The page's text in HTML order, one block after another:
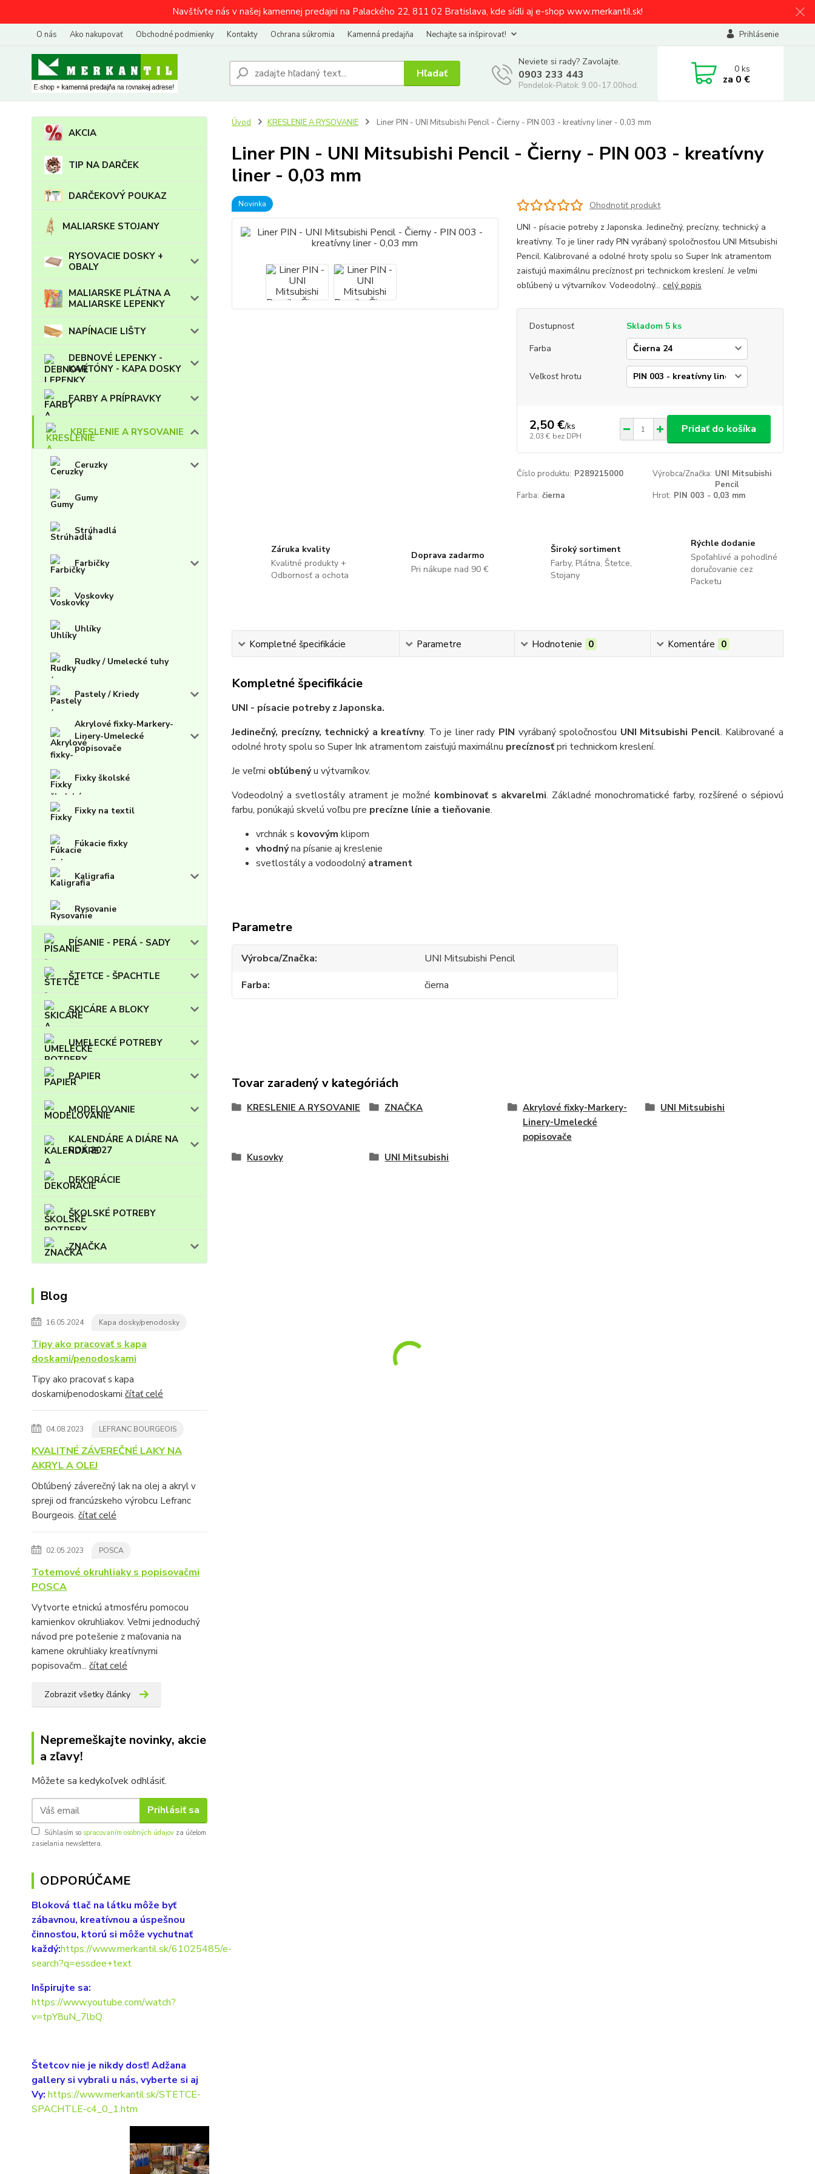
Navštívte nás v našej kamennej predajni na Palackého 22, 811 02 Bratislava, kde sídli aj e-shop www.merkantil.sk!
O nás Ako nakupovať Obchodné podmienky Kontakty Ochrana súkromia Kamenná predajňa Nechajte sa inšpirovať! Prihlásenie
Hľadať
Neviete si rady? Zavolajte.
0903 233 443
Pondelok-Piatok: 9.00-17.00hod.
0ks
za 0 €
AKCIA
TIP NA DARČEK
DARČEKOVÝ POUKAZ
MALIARSKE STOJANY
RYSOVACIE DOSKY +
OBALY
MALIARSKE PLÁTNA A
MALIARSKE LEPENKY
NAPÍNACIE LIŠTY
DEBNOVÉ LEPENKY -
KARTÓNY - KAPA DOSKY
FARBY A PRÍPRAVKY
KRESLENIE A RYSOVANIE
Ceruzky
Gumy
Strúhadlá
Farbičky
Voskovky
Uhlíky
Rudky / Umelecké tuhy
Pastely / Kriedy
Akrylové fixky-Markery-
Linery-Umelecké
popisovače
Fixky školské
Fixky na textil
Fúkacie fixky
Kaligrafia
Rysovanie
PÍSANIE - PERÁ - SADY
ŠTETCE - ŠPACHTLE
SKICÁRE A BLOKY
UMELECKÉ POTREBY
PAPIER
MODELOVANIE
KALENDÁRE A DIÁRE NA
ROK 2027
DEKORÁCIE
ŠKOLSKÉ POTREBY
ZNAČKA
Blog
16.05.2024 Kapa dosky/penodosky
Tipy ako pracovať s kapa
doskami/penodoskami
Tipy ako pracovať s kapa
doskami/penodoskami čítať celé
04.08.2023 LEFRANC BOURGEOIS
KVALITNÉ ZÁVEREČNÉ LAKY NA
AKRYL A OLEJ
Obľúbený záverečný lak na olej a akryl v
spreji od francúzskeho výrobcu Lefranc
Bourgeois. čítať celé
02.05.2023 POSCA
Totemové okruhliaky s popisovačmi
POSCA
Vytvorte etnickú atmosféru pomocou
kamienkov okruhliakov. Veľmi jednoduchý
návod pre potešenie z maľovania na
kamene okruhliaky kreatívnymi
popisovačm... čítať celé
Zobraziť všetky články
Nepremeškajte novinky, akcie
a zľavy!
Môžete sa kedykoľvek odhlásiť.
Prihlásiť sa
Súhlasím so spracovaním osobných údajov za účelom
zasielania newslettera.
ODPORÚČAME
Bloková tlač na látku môže byť
zábavnou, kreatívnou a úspešnou
činnosťou, ktorú si môže vychutnať
každý:https://www.merkantil.sk/61025485/e-
search?q=essdee+text
Inšpirujte sa:
https://www.youtube.com/watch?
v=tpY8uN_7lbQ
Štetcov nie je nikdy dosť! Adžana
gallery si vybrali u nás, vyberte si aj
Vy: https://www.merkantil.sk/STETCE-
SPACHTLE-c4_0_1.htm
Úvod KRESLENIE A RYSOVANIE Liner PIN - UNI Mitsubishi Pencil - Čierny - PIN 003 - kreatívny liner - 0,03 mm
Liner PIN - UNI Mitsubishi Pencil - Čierny - PIN 003 - kreatívny
liner - 0,03 mm
Novinka
Ohodnotiť produkt
UNI - písacie potreby z Japonska. Jedinečný, precízny, technický a
kreatívny. To je liner rady PIN vyrábaný spoločnosťou UNI Mitsubishi
Pencil. Kalibrované a odolné hroty spolu so Super Ink atramentom
zaisťujú maximálnu precíznosť pri technickom kreslení. Je veľmi
obľúbený u výtvarníkov. Vodeodolný... celý popis
Dostupnosť
Skladom 5 ks
Farba
Veľkosť hrotu
2,50 €/ks
2,03 € bez DPH
Pridať do košíka
Číslo produktu: P289215000 Výrobca/Značka: UNI Mitsubishi
Pencil
Farba: čierna Hrot: PIN 003 - 0,03 mm
Záruka kvality
Kvalitné produkty +
Odbornosť a ochota
Doprava zadarmo
Pri nákupe nad 90 €
Široký sortiment
Farby, Plátna, Štetce,
Stojany
Rýchle dodanie
Spoľahlivé a pohodlné
doručovanie cez
Packetu
Kompletné špecifikácie Parametre Hodnotenie 0 Komentáre 0
Kompletné špecifikácie
UNI - písacie potreby z Japonska.
Jedinečný, precízny, technický a kreatívny. To je liner rady PIN vyrábaný spoločnosťou UNI Mitsubishi Pencil. Kalibrované a
odolné hroty spolu so Super Ink atramentom zaisťujú maximálnu precíznosťpri technickom kreslení.
Je veľmi obľúbenýu výtvarníkov.
Vodeodolný a svetlostály atrament je možné kombinovať s akvarelmi. Základné monochromatické farby, rozšírené o sépiovú
farbu, ponúkajú skvelú voľbu pre precízne línie a tieňovanie.
vrchnák s kovovým klipom
vhodnýna písanie aj kreslenie
svetlostály a vodoodolný atrament
Parametre
Výrobca/Značka
UNI Mitsubishi Pencil
Farba
čierna
Tovar zaradený v kategóriách
KRESLENIE A RYSOVANIE ZNAČKA
Akrylové fixky-Markery-
Linery-Umelecké
popisovače
UNI Mitsubishi
Kusovky UNI Mitsubishi